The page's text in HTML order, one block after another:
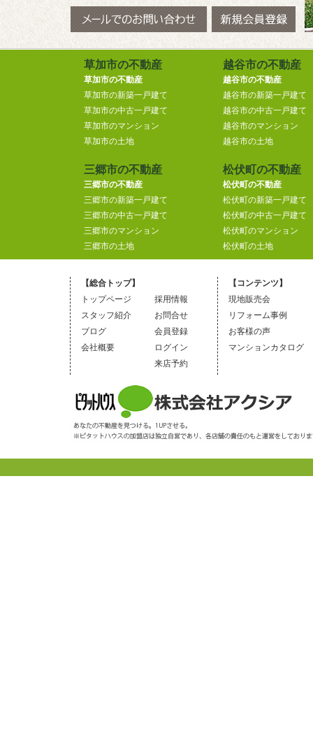
草加市の不動産
草加市の不動産
草加市の新築一戸建て
草加市の中古一戸建て
草加市のマンション
草加市の土地
越谷市の不動産
越谷市の不動産
越谷市の新築一戸建て
越谷市の中古一戸建て
越谷市のマンション
越谷市の土地
三郷市の不動産
三郷市の不動産
三郷市の新築一戸建て
三郷市の中古一戸建て
三郷市のマンション
三郷市の土地
松伏町の不動産
松伏町の不動産
松伏町の新築一戸建て
松伏町の中古一戸建て
松伏町のマンション
松伏町の土地
【総合トップ】
トップページ
スタッフ紹介
ブログ
会社概要
採用情報
お問合せ
会員登録
ログイン
来店予約
【コンテンツ】
現地販売会
リフォーム事例
お客様の声
マンションカタログ